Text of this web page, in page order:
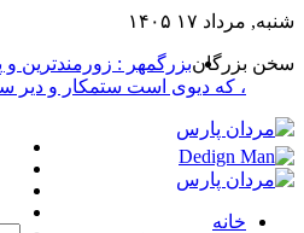
شنبه, مرداد ۱۷ ۱۴۰۵
سخن بزرگانبزرگمهر : زورمندترین
، که دیوی است ستمکار و دیر
خانه